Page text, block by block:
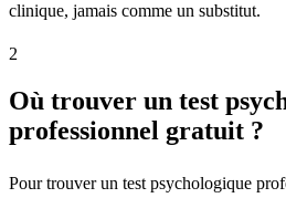
clinique, jamais comme un substitut.
2
Où trouver un test
professionnel gratuit ?
Pour trouver un test psychologique